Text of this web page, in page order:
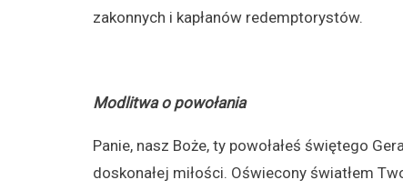
zakonnych i kapłanów redemptorystów.
Modlitwa o powołania
Panie, nasz Boże, ty powołałeś świętego
doskonałej miłości. Oświecony światłem